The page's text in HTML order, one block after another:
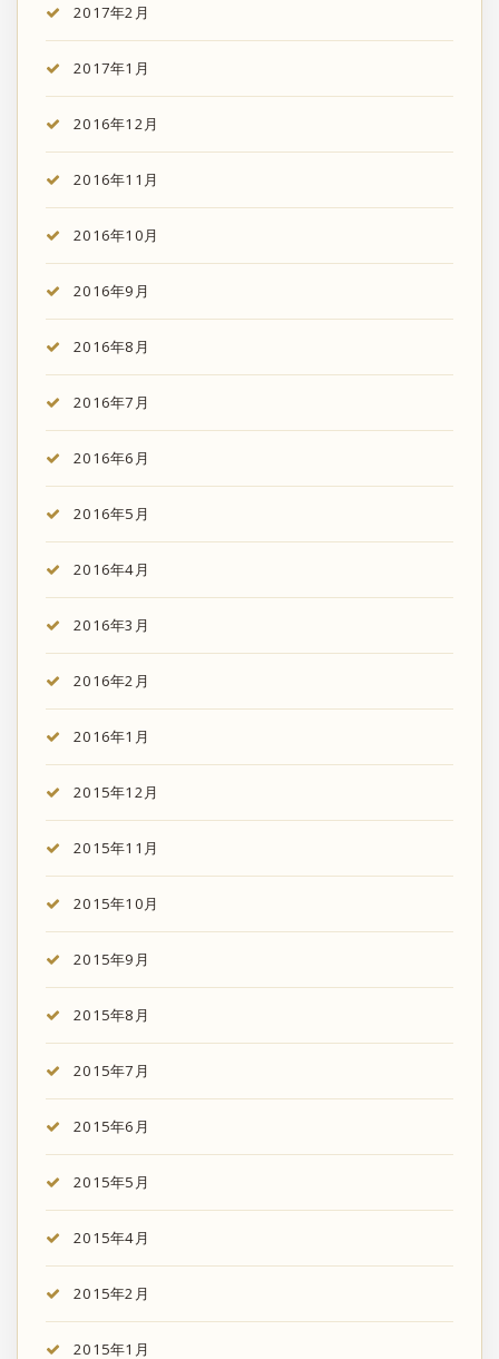
2017年2月
2017年1月
2016年12月
2016年11月
2016年10月
2016年9月
2016年8月
2016年7月
2016年6月
2016年5月
2016年4月
2016年3月
2016年2月
2016年1月
2015年12月
2015年11月
2015年10月
2015年9月
2015年8月
2015年7月
2015年6月
2015年5月
2015年4月
2015年2月
2015年1月